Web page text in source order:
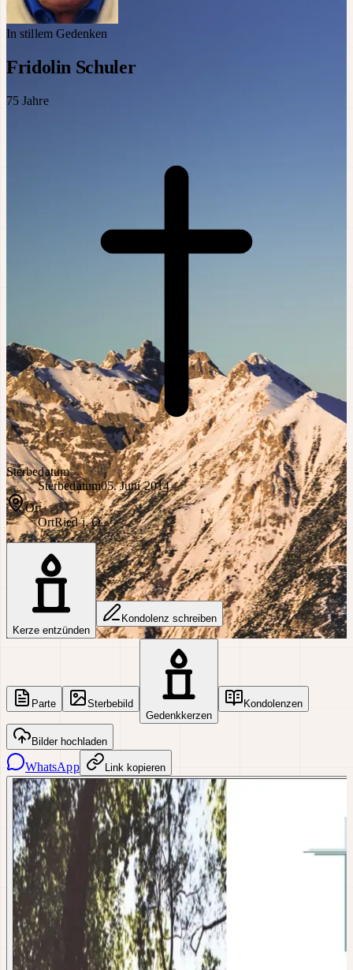
In stillem Gedenken
Fridolin Schuler
75 Jahre
Sterbedatum
Sterbedatum05. Juni 2014
Ort
OrtRied i. O.
Kerze entzünden
Kondolenz schreiben
Parte
Sterbebild
Gedenkkerzen
Kondolenzen
Bilder hochladen
WhatsApp Link kopieren